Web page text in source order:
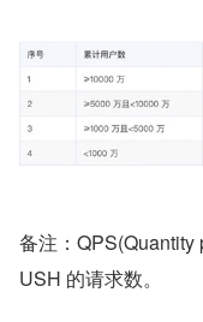
备注：QPS(Quantity
USH 的请求数。